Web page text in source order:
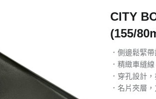
CITY
(155/
．側邊鬆緊
．精緻車縫
．穿孔設計
．名片夾層